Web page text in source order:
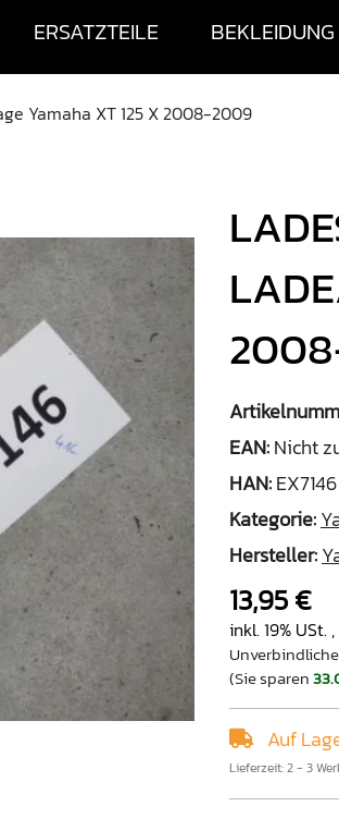
ERSATZTEILE BEKLEIDUNG
Yamaha XT 125 X 2008-2009
EAN:Nicht
HAN:EX7146
Kategorie:
Hersteller:
13,95 €
inkl. 19% USt.
(Sie sparen
Auf
Lieferzeit:2 - 3